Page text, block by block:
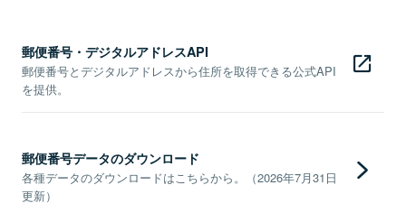
郵便番号・デジタルアドレスAPI
郵便番号とデジタルアドレスから住所を取得できる公式API
を提供。
郵便番号データのダウンロード
各種データのダウンロードはこちらから。（2026年7月31日
更新）